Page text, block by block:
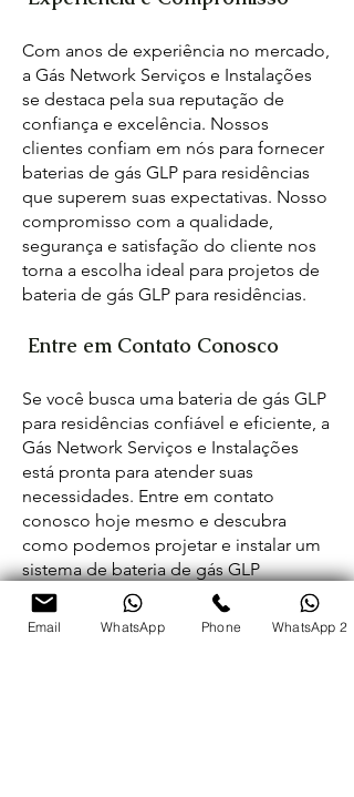
Com anos de experiência no mercado,
a Gás Network Serviços e Instalações
se destaca pela sua reputação de
confiança e excelência. Nossos
clientes confiam em nós para fornecer
baterias de gás GLP para residências
que superem suas expectativas. Nosso
compromisso com a qualidade,
segurança e satisfação do cliente nos
torna a escolha ideal para projetos de
bateria de gás GLP para residências.
Entre em Contato Conosco
Se você busca uma bateria de gás GLP
para residências confiável e eficiente, a
Gás Network Serviços e Instalações
está pronta para atender suas
necessidades. Entre em contato
conosco hoje mesmo e descubra
como podemos projetar e instalar um
sistema de bateria de gás GLP
personalizado para sua residência.
Bateria de gás GLP para residências é
com a Gás Network
Email WhatsApp Phone WhatsApp 2
WhatsApp